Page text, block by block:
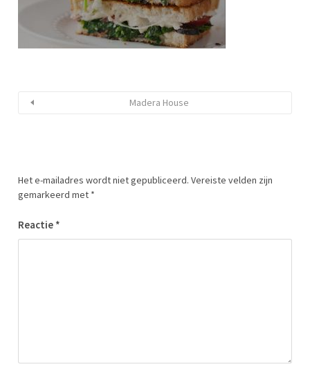
Madera House
Het e-mailadres wordt niet gepubliceerd. Vereiste velden zijn
gemarkeerd met *
Reactie *